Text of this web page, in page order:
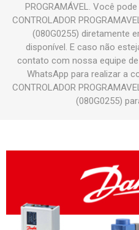
PROGRAMÁVEL. Você
CONTROLADOR
(080G0255) diretamente
disponível. E caso não
contato com nossa equipe
WhatsApp para realizar a
CONTROLADOR
(080G0255)